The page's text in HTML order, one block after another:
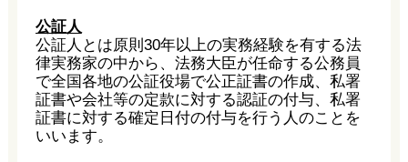
公証人
公証人とは原則30年以上の実務経験を有する法
律実務家の中から、法務大臣が任命する公務員
で全国各地の公証役場で公正証書の作成、私署
証書や会社等の定款に対する認証の付与、私署
証書に対する確定日付の付与を行う人のことを
いいます。